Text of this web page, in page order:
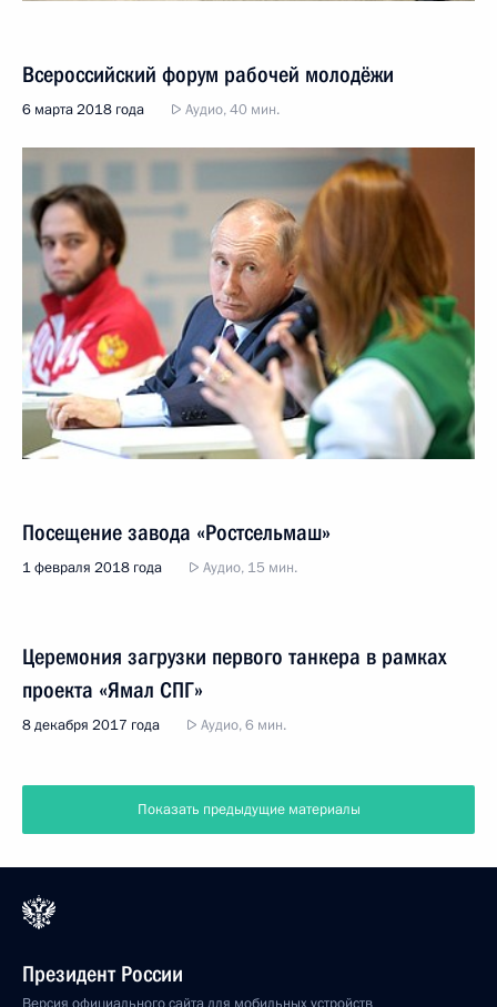
Всероссийский форум рабочей молодёжи
6 марта 2018 года Аудио, 40 мин.
Посещение завода «Ростсельмаш»
1 февраля 2018 года Аудио, 15 мин.
Церемония загрузки первого танкера в рамках
проекта «Ямал СПГ»
8 декабря 2017 года Аудио, 6 мин.
Показать предыдущие материалы
Президент России